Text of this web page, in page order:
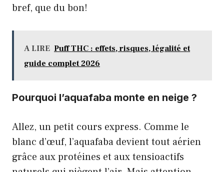
bref, que du bon!
A LIRE Puff THC : effets, risques, légalité et
guide complet 2026
Pourquoi l’aquafaba monte en neige ?
Allez, un petit cours express. Comme le
blanc d’œuf, l’aquafaba devient tout aérien
grâce aux protéines et aux tensioactifs